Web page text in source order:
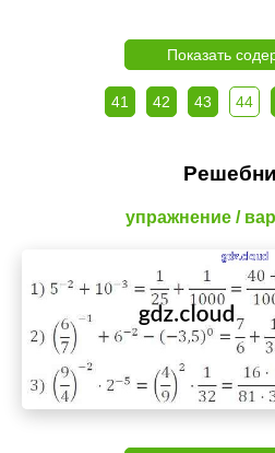
Показать
41 42 43 44
упражнение /